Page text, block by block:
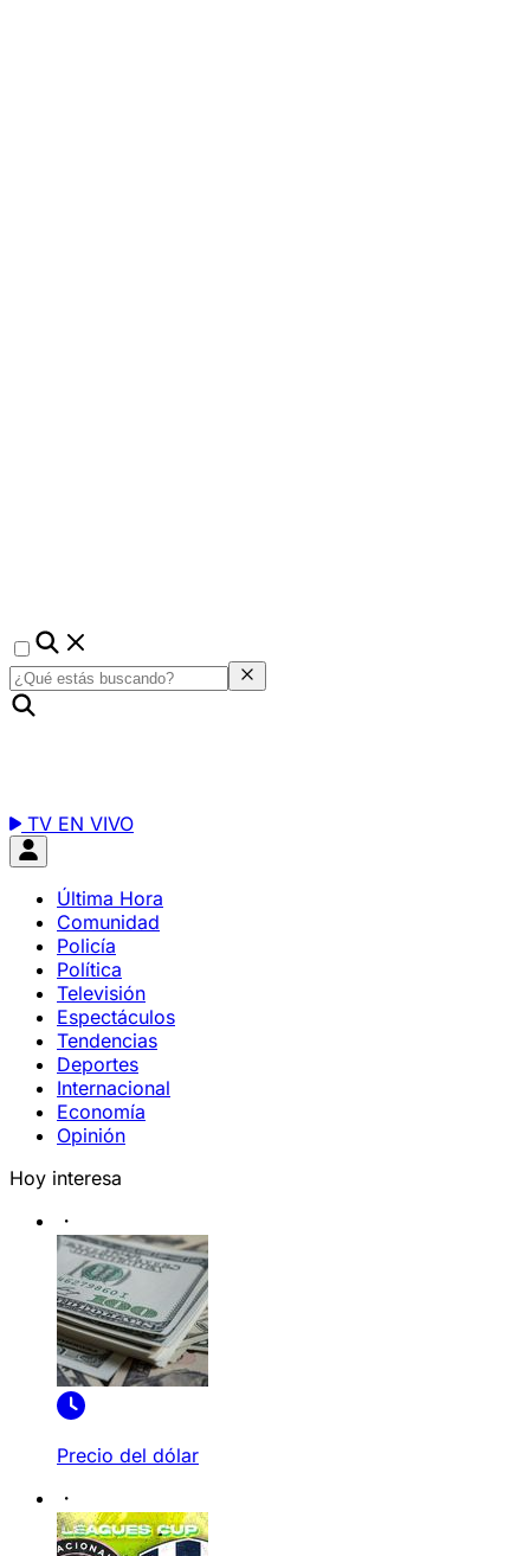
TV EN VIVO
Última Hora
Comunidad
Policía
Política
Televisión
Espectáculos
Tendencias
Deportes
Internacional
Economía
Opinión
Hoy interesa
Precio del dólar